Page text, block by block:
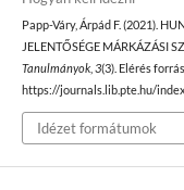
Papp-Váry, Árpád F. (2021).
JELENTŐSÉGE MÁRKÁZÁSI
Tanulmányok, 3(3). Elérés forrás
https://journals.lib.pte.hu/
Idézet formátumok